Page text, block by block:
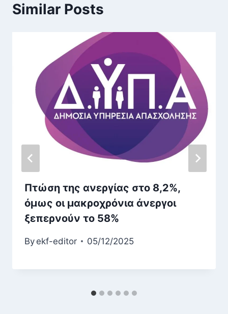
Similar Posts
Πτώση της ανεργίας στο 8,2%,
όμως οι μακροχρόνια άνεργοι
ξεπερνούν το 58%
By ekf-editor 05/12/2025